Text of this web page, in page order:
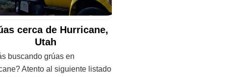
cerca de Hurricane,
Utah
buscando grúas en
Atento al siguiente listado